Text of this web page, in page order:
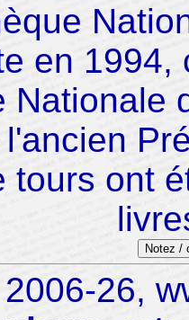
en 1994,
Nationale
tours ont
Notez /
26,